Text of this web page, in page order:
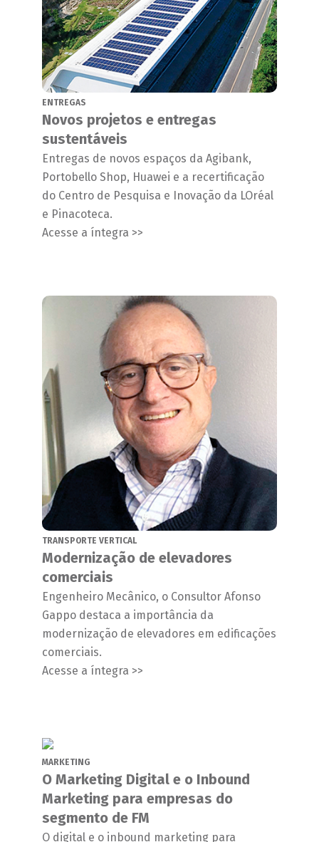
ENTREGAS
Novos projetos e entregas
sustentáveis
Entregas de novos espaços da Agibank,
Portobello Shop, Huawei e a recertificação
do Centro de Pesquisa e Inovação da LOréal
e Pinacoteca.
Acesse a íntegra >>
TRANSPORTE VERTICAL
Modernização de elevadores
comerciais
Engenheiro Mecânico, o Consultor Afonso
Gappo destaca a importância da
modernização de elevadores em edificações
comerciais.
Acesse a íntegra >>
MARKETING
O Marketing Digital e o Inbound
Marketing para empresas do
segmento de FM
O digital e o inbound marketing para